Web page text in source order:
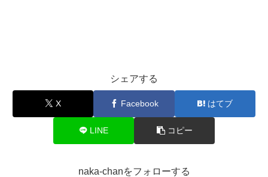
シェアする
X Facebook はてブ
LINE コピー
naka-chanをフォローする